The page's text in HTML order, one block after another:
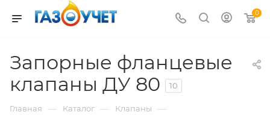
0
Запорные фланцевые
клапаны ДУ 80
10
Главная — Каталог — Клапаны —